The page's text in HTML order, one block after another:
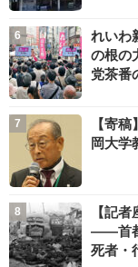
れいわ
の根の
党茶番
【寄
岡大
【記
――首
死者・